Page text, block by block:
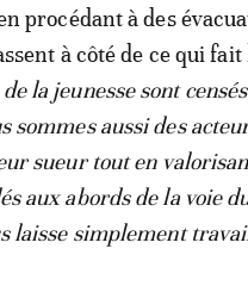
procédant à des
à côté de ce qui fait
la jeunesse sont
sommes aussi des
sueur tout en
aux abords de la voie
laisse simplement